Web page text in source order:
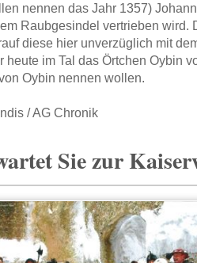
nennen das Jahr 1357)
Raubgesindel vertrieben
diese hier unverzüglich mit
heute im Tal das Örtchen Oybin
Oybin nennen wollen.
/ AG Chronik
Sie zur